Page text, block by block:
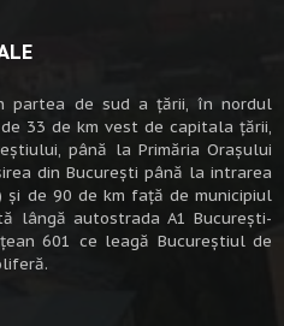
partea de sud a ţării, în nordul
33 de km vest de capitala țării,
până la Primăria Orașului
din București până la intrarea
şi de 90 de km faţă de municipiul
lângă autostrada A1 Bucureşti-
601 ce leagă Bucureştiul de